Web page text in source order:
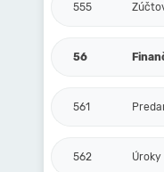
555
56
561
562 Úroky